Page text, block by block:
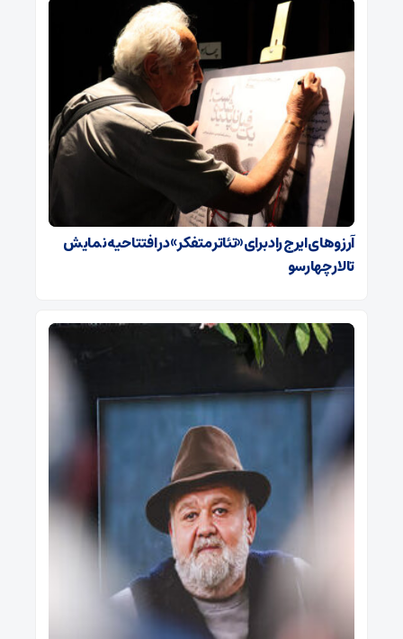
آرزوهای ایرج راد برای «تئاتر متفکر» در افتتاحیه نمایش
تالار چهارسو